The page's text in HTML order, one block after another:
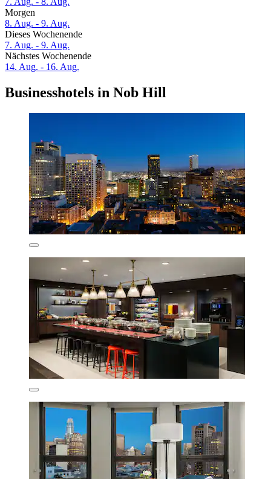
Morgen
8. Aug. - 9. Aug.
Dieses Wochenende
7. Aug. - 9. Aug.
Nächstes Wochenende
14. Aug. - 16. Aug.
Businesshotels in Nob Hill